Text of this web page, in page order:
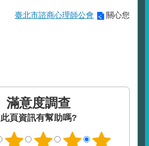
臺北市諮商心理師公會 關心您
滿意度調查
此頁資訊有幫助嗎?